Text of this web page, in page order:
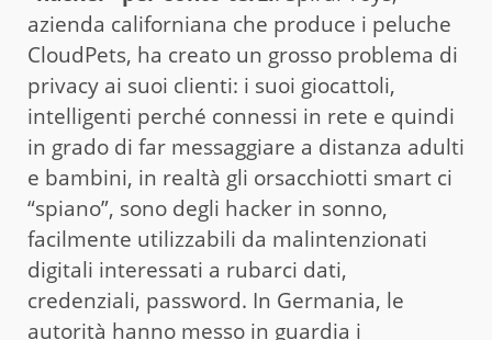
azienda californiana che produce i peluche
CloudPets, ha creato un grosso problema di
privacy ai suoi clienti: i suoi giocattoli,
intelligenti perché connessi in rete e quindi
in grado di far messaggiare a distanza adulti
e bambini, in realtà gli orsacchiotti smart ci
“spiano”, sono degli hacker in sonno,
facilmente utilizzabili da malintenzionati
digitali interessati a rubarci dati,
credenziali, password. In Germania, le
autorità hanno messo in guardia i